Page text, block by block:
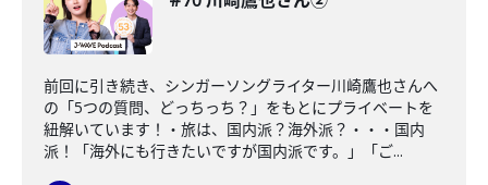
前回に引き続き、シンガーソングライター川崎鷹也さんへ
の「5つの質問、どっちっち？」をもとにプライベートを
紐解いています！・旅は、国内派？海外派？・・・国内
派！「海外にも行きたいですが国内派です。」「ご...